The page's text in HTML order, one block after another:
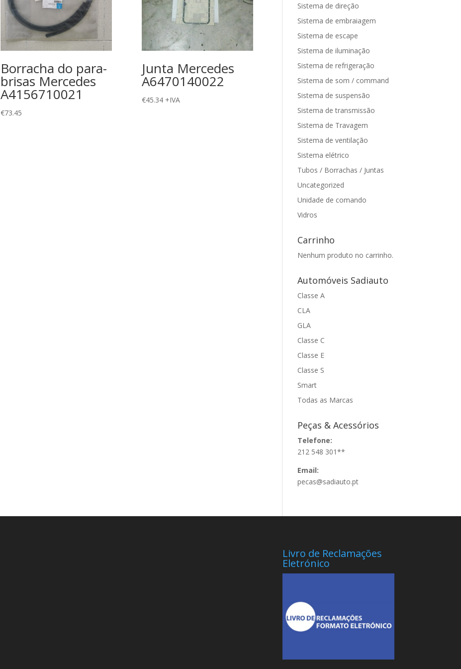
Borracha do para-
brisas Mercedes
A4156710021
€73.45
Junta Mercedes
A6470140022
€45.34 +IVA
Sistema de direção
Sistema de embraiagem
Sistema de escape
Sistema de iluminação
Sistema de refrigeração
Sistema de som / command
Sistema de suspensão
Sistema de transmissão
Sistema de Travagem
Sistema de ventilação
Sistema elétrico
Tubos / Borrachas / Juntas
Uncategorized
Unidade de comando
Vidros
Carrinho
Nenhum produto no carrinho.
Automóveis Sadiauto
Classe A
CLA
GLA
Classe C
Classe E
Classe S
Smart
Todas as Marcas
Peças & Acessórios
Telefone:
212 548 301**
Email:
pecas@sadiauto.pt
Livro de Reclamações
Eletrónico